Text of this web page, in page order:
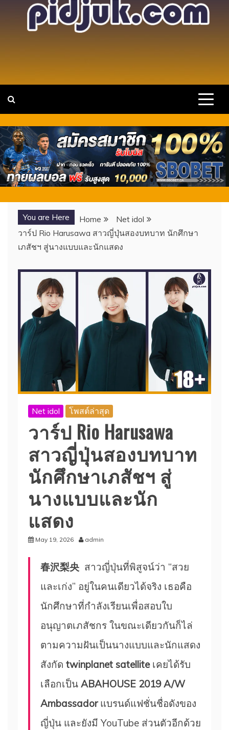
ดอล ดาว X TIKTOK ONLYFANS
ดาวTIKTOK พร้อมเปิดประการณ์ใหม่ๆ กับไอดอลสาวดาวดวง
You are Here Home
Net idol
วาร์ป Rio Harusawa สาวญี่ปุ่นสองบทบาท นักศึกษา
เภสัชฯ สู่นางแบบและนักแสดง
Net idol โพสต์ล่าสุด
วาร์ป Rio Harusawa
สาวญี่ปุ่นสองบทบาท
นักศึกษาเภสัชฯ สู่
นางแบบและนัก
แสดง
May 19, 2026 admin
春沢梨央 สาวญี่ปุ่นที่พิสูจน์ว่า “สวย
และเก่ง” อยู่ในคนเดียวได้จริง เธอคือ
นักศึกษาที่กำลังเรียนเพื่อสอบใบ
อนุญาตเภสัชกร ในขณะเดียวกันก็ไล่
ตามความฝันเป็นนางแบบและนักแสดง
สังกัด twinplanet satelliteเคยได้รับ
เลือกเป็น ABAHOUSE 2019 A/W
Ambassadorแบรนด์แฟชั่นชื่อดังของ
ญี่ปุ่น และยังมี YouTube ส่วนตัวอีกด้วย